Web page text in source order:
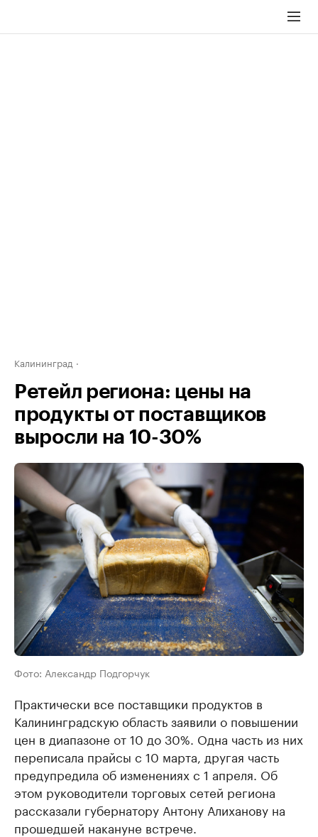
Калининград
Ретейл региона: цены на
продукты от поставщиков
выросли на 10-30%
Фото: Александр Подгорчук
Практически все поставщики продуктов в
Калининградскую область заявили о повышении
цен в диапазоне от 10 до 30%. Одна часть из них
переписала прайсы с 10 марта, другая часть
предупредила об изменениях с 1 апреля. Об
этом руководители торговых сетей региона
рассказали губернатору Антону Алиханову на
прошедшей накануне встрече.